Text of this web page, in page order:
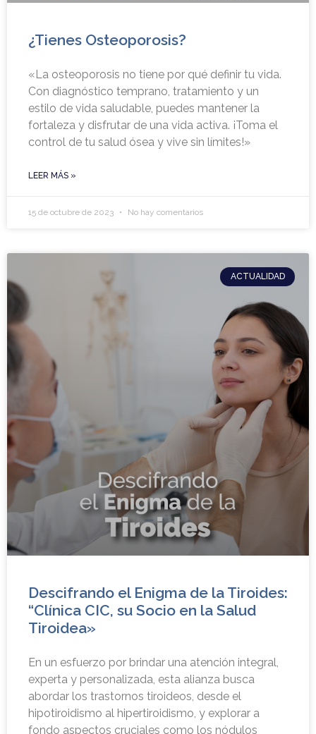
¿Tienes Osteoporosis?
«La osteoporosis no tiene por qué definir tu vida.
Con diagnóstico temprano, tratamiento y un
estilo de vida saludable, puedes mantener la
fortaleza y disfrutar de una vida activa. ¡Toma el
control de tu salud ósea y vive sin límites!»
LEER MÁS »
15 de octubre de 2023 No hay comentarios
ACTUALIDAD
Descifrando el Enigma de la Tiroides:
“Clínica CIC, su Socio en la Salud
Tiroidea»
En un esfuerzo por brindar una atención integral,
experta y personalizada, esta alianza busca
abordar los trastornos tiroideos, desde el
hipotiroidismo al hipertiroidismo, y explorar a
fondo aspectos cruciales como los nódulos